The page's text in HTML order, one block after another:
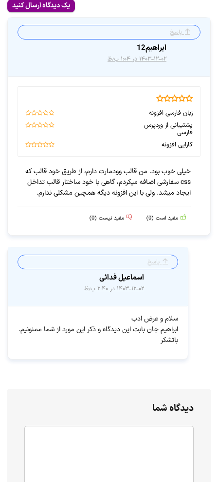
یک دیدگاه ارسال کنید
پاسخ
ابراهیم12
۱۴۰۳-۱۲-۰۲ در ۱:۰۴ ب٫ظ
4.8
زبان فارسی افزونه
100 پشتیبانی از وردپرس
فارسی
کارایی افزونه
خیلی خوب بود. من قالب وودمارت دارم، از طریق خود قالب که
css سفارشی اضافه میکردم، گاهی با خود ساختار قالب تداخل
ایجاد میشد. ولی با این افزونه دیگه همچین مشکلی ندارم.
مفید است (
0
) مفید نیست (
0
)
پاسخ
اسماعیل فدائی
۱۴۰۳-۱۲-۰۲ در ۲:۴۰ ب٫ظ
سلام و عرض ادب
ابراهیم جان بابت این دیدگاه و ذکر این مورد از شما ممنونیم.
باتشکر
دیدگاه شما